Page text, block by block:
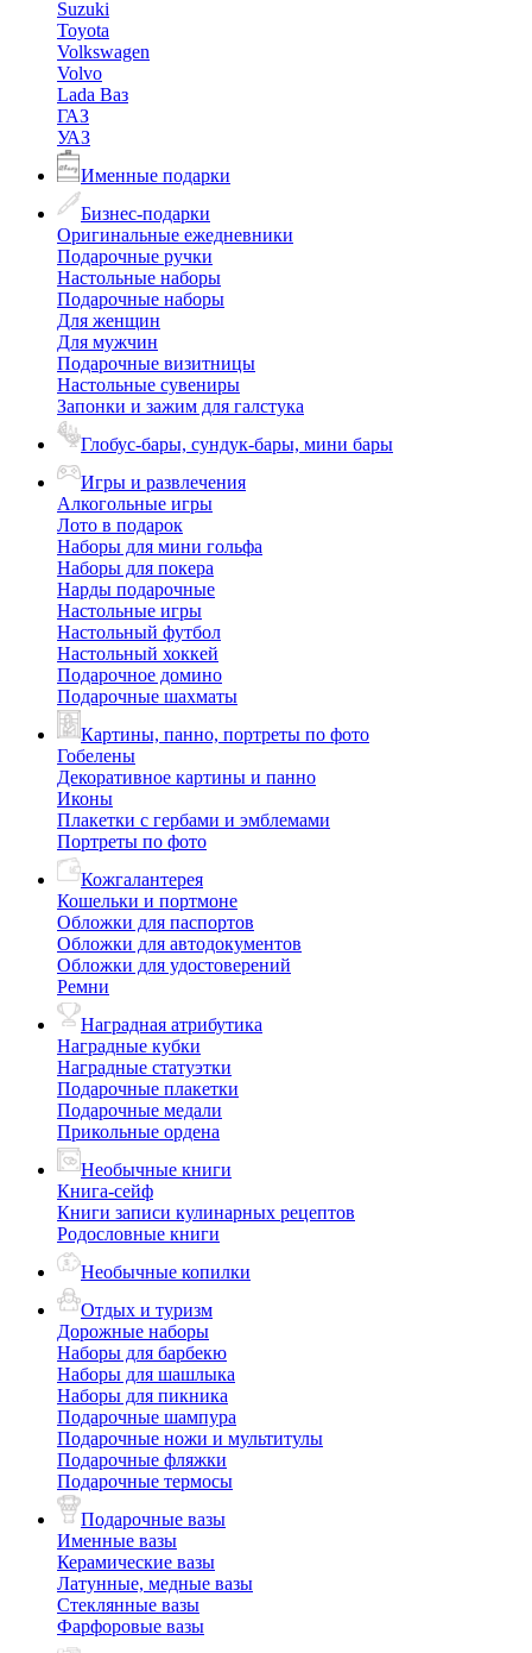
Suzuki
Toyota
Volkswagen
Volvo
Lada Ваз
ГАЗ
УАЗ
Именные подарки
Бизнес-подарки
Оригинальные ежедневники
Подарочные ручки
Настольные наборы
Подарочные наборы
Для женщин
Для мужчин
Подарочные визитницы
Настольные сувениры
Запонки и зажим для галстука
Глобус-бары, сундук-бары, мини бары
Игры и развлечения
Алкогольные игры
Лото в подарок
Наборы для мини гольфа
Наборы для покера
Нарды подарочные
Настольные игры
Настольный футбол
Настольный хоккей
Подарочное домино
Подарочные шахматы
Картины, панно, портреты по фото
Гобелены
Декоративное картины и панно
Иконы
Плакетки с гербами и эмблемами
Портреты по фото
Кожгалантерея
Кошельки и портмоне
Обложки для паспортов
Обложки для автодокументов
Обложки для удостоверений
Ремни
Наградная атрибутика
Наградные кубки
Наградные статуэтки
Подарочные плакетки
Подарочные медали
Прикольные ордена
Необычные книги
Книга-сейф
Книги записи кулинарных рецептов
Родословные книги
Необычные копилки
Отдых и туризм
Дорожные наборы
Наборы для барбекю
Наборы для шашлыка
Наборы для пикника
Подарочные шампура
Подарочные ножи и мультитулы
Подарочные фляжки
Подарочные термосы
Подарочные вазы
Именные вазы
Керамические вазы
Латунные, медные вазы
Стеклянные вазы
Фарфоровые вазы